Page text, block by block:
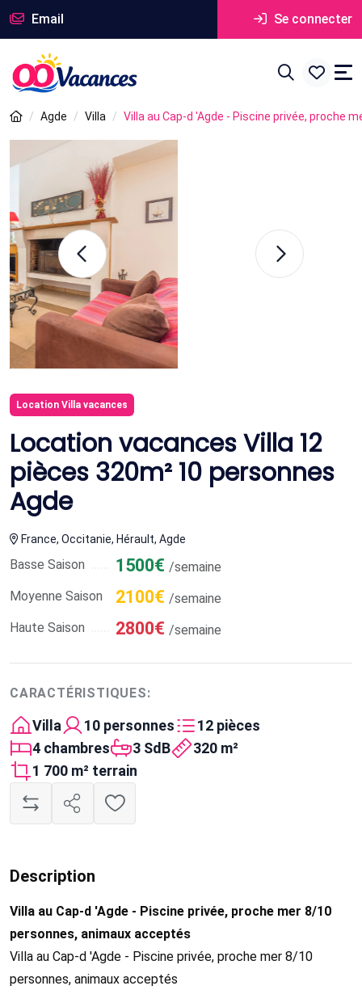
Email Se connecter
Agde Villa Villa au Cap-d 'Agde - Piscine privée, proche
Location Villa vacances
Location vacances Villa 12
pièces 320m² 10 personnes
Agde
France, Occitanie, Hérault, Agde
Basse Saison 1500€ /semaine
Moyenne Saison
2100€ /semaine
Haute Saison
2800€ /semaine
CARACTÉRISTIQUES:
Villa 10 personnes
12 pièces
4 chambres
3 SdB
320 m²
1 700 m² terrain
Description
Villa au Cap-d 'Agde - Piscine privée, proche mer 8/10
personnes, animaux acceptés
Villa au Cap-d 'Agde - Piscine privée, proche mer 8/10
personnes, animaux acceptés